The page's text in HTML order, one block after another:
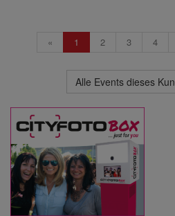
« 1 2 3 4
Alle Events dieses